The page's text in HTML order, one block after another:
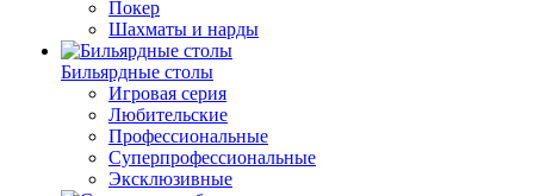
Покер
Шахматы и нарды
Бильярдные столы
Игровая серия
Любительские
Профессиональные
Суперпрофессиональные
Эксклюзивные